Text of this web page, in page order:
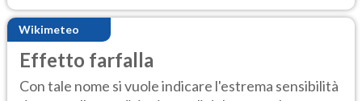
Wikimeteo
Effetto farfalla
Con tale nome si vuole indicare l'estrema sensibilità